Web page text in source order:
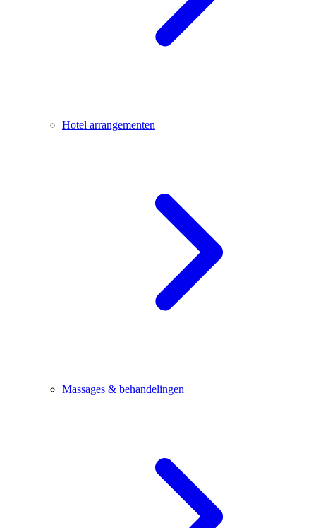
Hotel arrangementen
Massages & behandelingen